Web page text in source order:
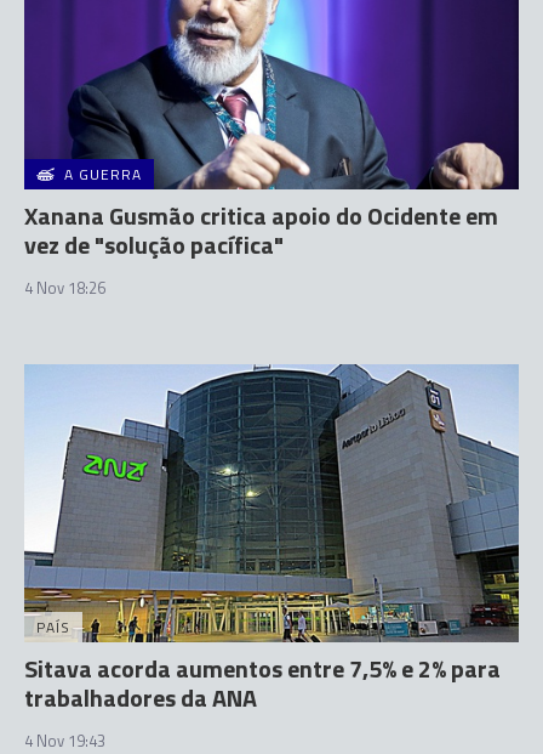
A GUERRA
Xanana Gusmão critica apoio do Ocidente em
vez de "solução pacífica"
4 Nov 18:26
PAÍS
Sitava acorda aumentos entre 7,5% e 2% para
trabalhadores da ANA
4 Nov 19:43